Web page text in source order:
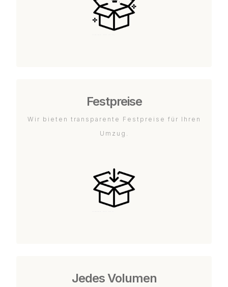
Festpreise
Wir bieten transparente Festpreise für Ihren
Umzug.
Jedes Volumen